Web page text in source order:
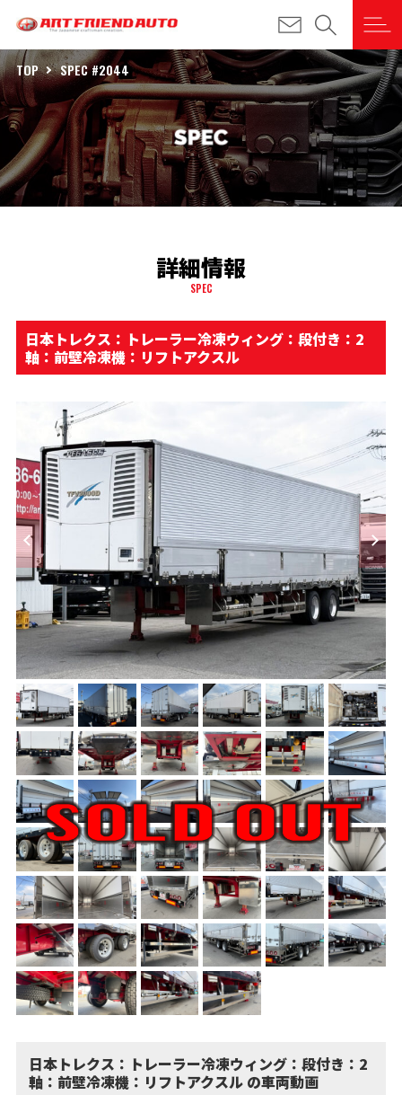
TOP SPEC #2044
詳細情報
SPEC
日本トレクス：トレーラー冷凍ウィング：段付き：2
軸：前壁冷凍機：リフトアクスル
日本トレクス：トレーラー冷凍ウィング：段付き：2
軸：前壁冷凍機：リフトアクスル の車両動画